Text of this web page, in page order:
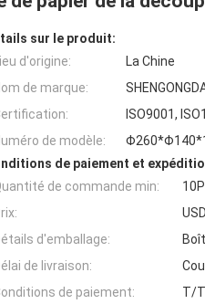
sur le produit:
d'origine:
La Chine
de marque:
ISO9001,
de modèle:
de paiement et
de commande min:
d'emballage:
de livraison:
de paiement:
T/T